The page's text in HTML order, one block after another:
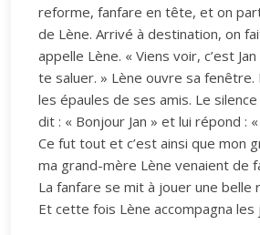
reforme, fanfare en tête, et on
de Lène. Arrivé à destination, on
appelle Lène. « Viens voir, c’est
te saluer. » Lène ouvre sa fenêtre.
les épaules de ses amis. Le
dit : « Bonjour Jan » et lui répond :
Ce fut tout et c’est ainsi que mon
ma grand-mère Lène venaient de
La fanfare se mit à jouer une belle
Et cette fois Lène accompagna